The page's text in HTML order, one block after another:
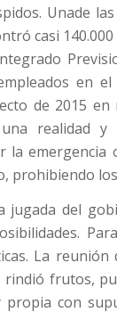
Unade
casi
en
de 2015 en
realidad y
emergencia
prohibiendo
jugada del
La
rindió frutos,
con